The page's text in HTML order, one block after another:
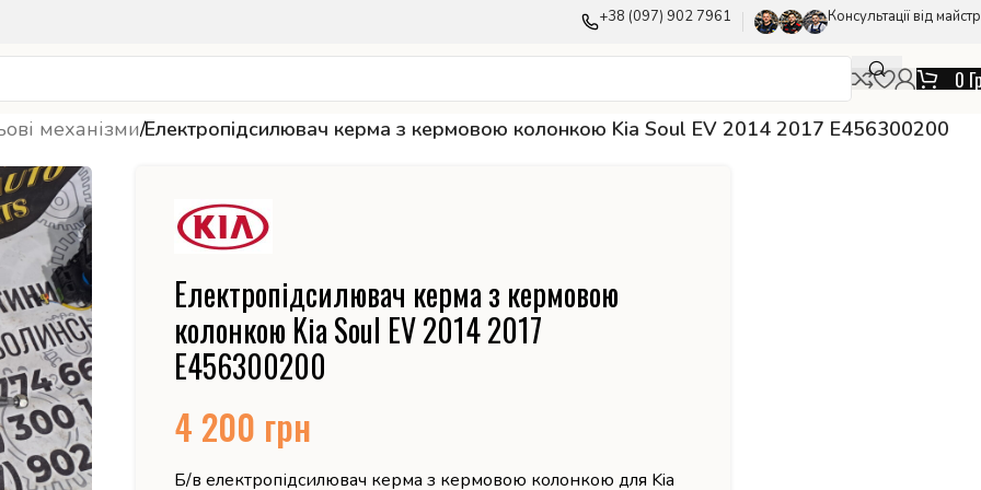
+38 (097) 902 7961 Консультації від
0
механізми/Електропідсилювач керма з кермовою колонкою Kia Soul EV 2014 2017 E456300200
Електропідсилювач керма з кермовою
колонкою Kia Soul EV 2014 2017
E456300200
4 200 грн
Б/в електропідсилювач керма з кермовою колонкою для Kia